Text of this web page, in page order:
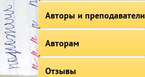
Авторы и преподаватели
Авторам
Отзывы